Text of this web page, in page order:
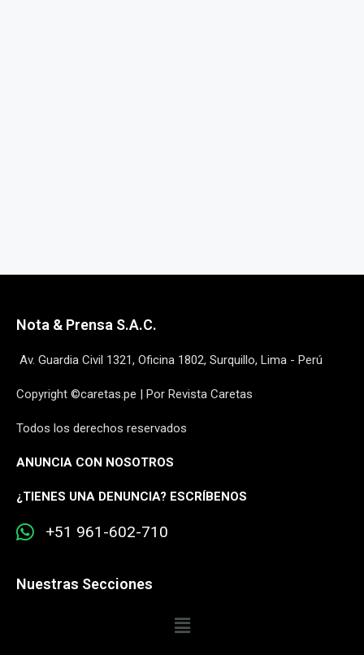
Nota & Prensa S.A.C.
Av. Guardia Civil 1321, Oficina 1802, Surquillo, Lima - Perú
Copyright ©caretas.pe | Por Revista Caretas
Todos los derechos reservados
ANUNCIA CON NOSOTROS
¿TIENES UNA DENUNCIA? ESCRÍBENOS
+51 961-602-710
Nuestras Secciones